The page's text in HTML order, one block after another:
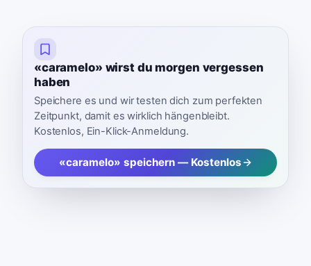
«caramelo» wirst du morgen vergessen
haben
Speichere es und wir testen dich zum perfekten
Zeitpunkt, damit es wirklich hängenbleibt.
Kostenlos, Ein-Klick-Anmeldung.
«caramelo» speichern — Kostenlos